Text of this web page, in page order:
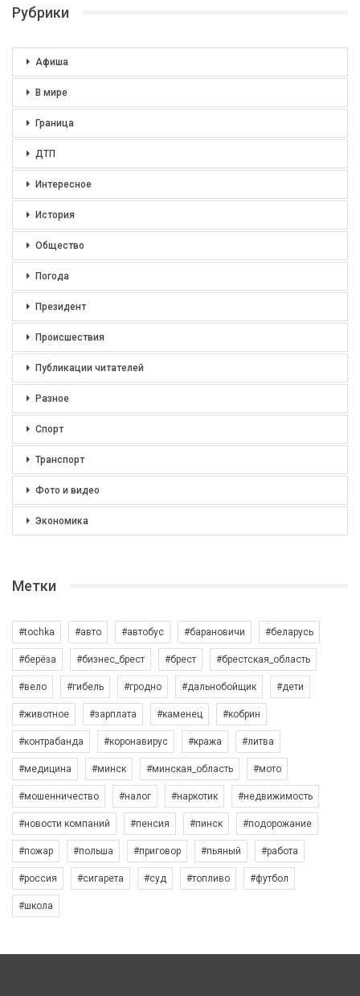
Рубрики
Афиша
В мире
Граница
ДТП
Интересное
История
Общество
Погода
Президент
Происшествия
Публикации читателей
Разное
Спорт
Транспорт
Фото и видео
Экономика
Метки
#tochka #авто #автобус #барановичи #беларусь
#берёза #бизнес_брест #брест #брестская_область
#вело #гибель #гродно #дальнобойщик #дети
#животное #зарплата #каменец #кобрин
#контрабанда #коронавирус #кража #литва
#медицина #минск #минская_область #мото
#мошенничество #налог #наркотик #недвижимость
#новости компаний #пенсия #пинск #подорожание
#пожар #польша #приговор #пьяный #работа
#россия #сигарета #суд #топливо #футбол
#школа